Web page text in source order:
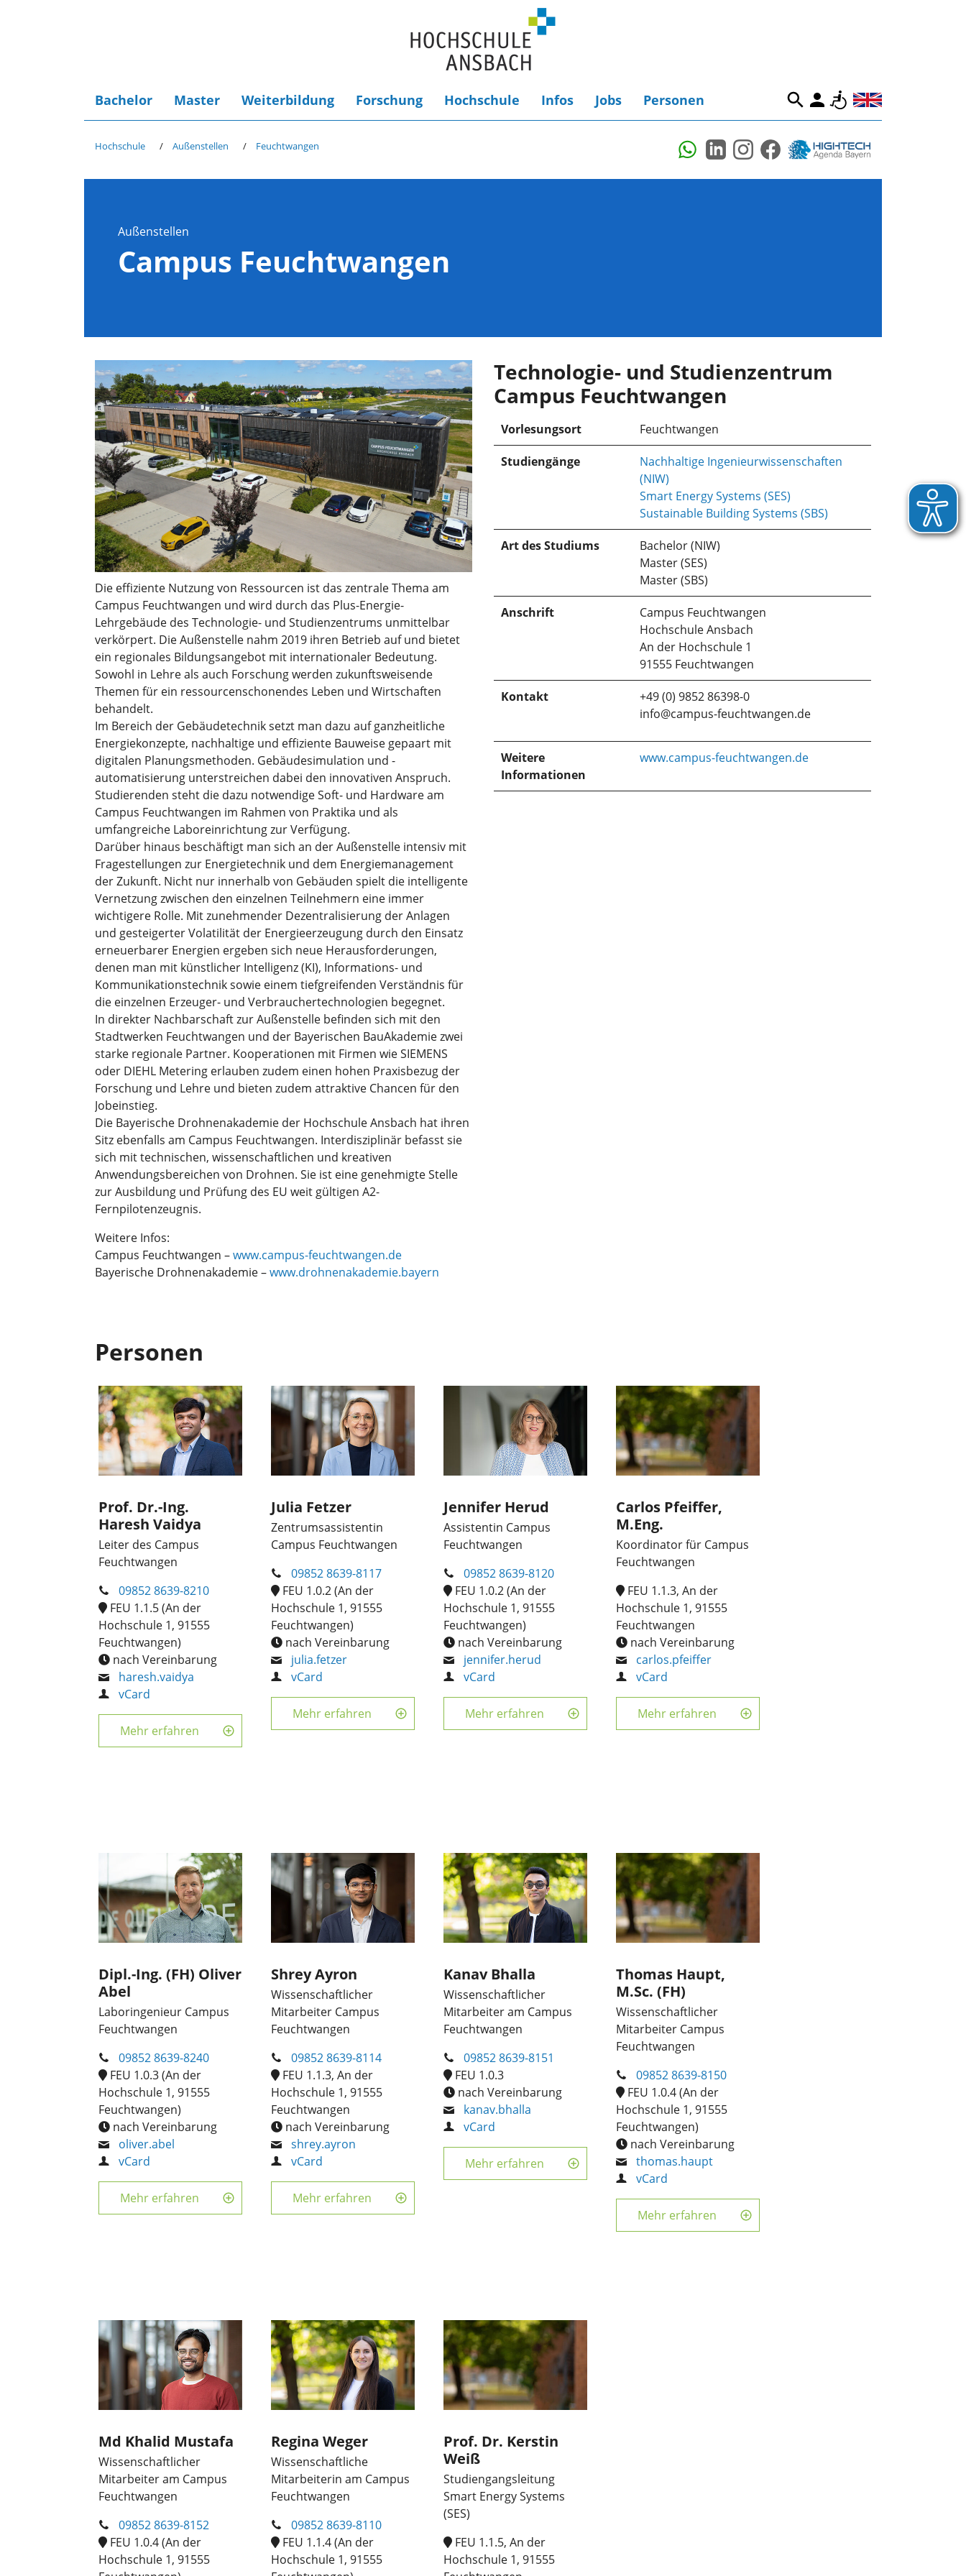
Bachelor Master Weiterbildung Forschung Hochschule Infos Jobs Personen
Hochschule Außenstellen Feuchtwangen
Außenstellen
Campus Feuchtwangen
Die effiziente Nutzung von Ressourcen ist das zentrale Thema am
Campus Feuchtwangen und wird durch das Plus-Energie-
Lehrgebäude des Technologie- und Studienzentrums unmittelbar
verkörpert. Die Außenstelle nahm 2019 ihren Betrieb auf und bietet
ein regionales Bildungsangebot mit internationaler Bedeutung.
Sowohl in Lehre als auch Forschung werden zukunftsweisende
Themen für ein ressourcenschonendes Leben und Wirtschaften
behandelt.
Im Bereich der Gebäudetechnik setzt man dazu auf ganzheitliche
Energiekonzepte, nachhaltige und effiziente Bauweise gepaart mit
digitalen Planungsmethoden. Gebäudesimulation und -
automatisierung unterstreichen dabei den innovativen Anspruch.
Studierenden steht die dazu notwendige Soft- und Hardware am
Campus Feuchtwangen im Rahmen von Praktika und als
umfangreiche Laboreinrichtung zur Verfügung.
Darüber hinaus beschäftigt man sich an der Außenstelle intensiv mit
Fragestellungen zur Energietechnik und dem Energiemanagement
der Zukunft. Nicht nur innerhalb von Gebäuden spielt die intelligente
Vernetzung zwischen den einzelnen Teilnehmern eine immer
wichtigere Rolle. Mit zunehmender Dezentralisierung der Anlagen
und gesteigerter Volatilität der Energieerzeugung durch den Einsatz
erneuerbarer Energien ergeben sich neue Herausforderungen,
denen man mit künstlicher Intelligenz (KI), Informations- und
Kommunikationstechnik sowie einem tiefgreifenden Verständnis für
die einzelnen Erzeuger- und Verbrauchertechnologien begegnet.
In direkter Nachbarschaft zur Außenstelle befinden sich mit den
Stadtwerken Feuchtwangen und der Bayerischen BauAkademie zwei
starke regionale Partner. Kooperationen mit Firmen wie SIEMENS
oder DIEHL Metering erlauben zudem einen hohen Praxisbezug der
Forschung und Lehre und bieten zudem attraktive Chancen für den
Jobeinstieg.
Die Bayerische Drohnenakademie der Hochschule Ansbach hat ihren
Sitz ebenfalls am Campus Feuchtwangen. Interdisziplinär befasst sie
sich mit technischen, wissenschaftlichen und kreativen
Anwendungsbereichen von Drohnen. Sie ist eine genehmigte Stelle
zur Ausbildung und Prüfung des EU weit gültigen A2-
Fernpilotenzeugnis.
Weitere Infos:
Campus Feuchtwangen –www.campus-feuchtwangen.de
Bayerische Drohnenakademie –www.drohnenakademie.bayern
Technologie- und Studienzentrum
Campus Feuchtwangen
Vorlesungsort Feuchtwangen
Studiengänge
Nachhaltige Ingenieurwissenschaften
(NIW)
Smart Energy Systems (SES)
Sustainable Building Systems (SBS)
Art des Studiums
Bachelor (NIW)
Master (SES)
Master (SBS)
Anschrift
Campus Feuchtwangen
Hochschule Ansbach
An der Hochschule 1
91555 Feuchtwangen
Kontakt
+49 (0) 9852 86398-0
info@campus-feuchtwangen.de
Weitere
Informationen
www.campus-feuchtwangen.de
Personen
Prof. Dr.-Ing.
Haresh Vaidya
Leiter des Campus
Feuchtwangen
09852 8639-8210
FEU 1.1.5 (An der
Hochschule 1, 91555
Feuchtwangen)
nach Vereinbarung
haresh.vaidya
vCard
Mehr erfahren
Julia Fetzer
Zentrumsassistentin
Campus Feuchtwangen
09852 8639-8117
FEU 1.0.2 (An der
Hochschule 1, 91555
Feuchtwangen)
nach Vereinbarung
julia.fetzer
vCard
Mehr erfahren
Jennifer Herud
Assistentin Campus
Feuchtwangen
09852 8639-8120
FEU 1.0.2 (An der
Hochschule 1, 91555
Feuchtwangen)
nach Vereinbarung
jennifer.herud
vCard
Mehr erfahren
Carlos Pfeiffer,
M.Eng.
Koordinator für Campus
Feuchtwangen
FEU 1.1.3, An der
Hochschule 1, 91555
Feuchtwangen
nach Vereinbarung
carlos.pfeiffer
vCard
Mehr erfahren
Dipl.-Ing. (FH) Oliver
Abel
Laboringenieur Campus
Feuchtwangen
09852 8639-8240
FEU 1.0.3 (An der
Hochschule 1, 91555
Feuchtwangen)
nach Vereinbarung
oliver.abel
vCard
Mehr erfahren
Shrey Ayron
Wissenschaftlicher
Mitarbeiter Campus
Feuchtwangen
09852 8639-8114
FEU 1.1.3, An der
Hochschule 1, 91555
Feuchtwangen
nach Vereinbarung
shrey.ayron
vCard
Mehr erfahren
Kanav Bhalla
Wissenschaftlicher
Mitarbeiter am Campus
Feuchtwangen
09852 8639-8151
FEU 1.0.3
nach Vereinbarung
kanav.bhalla
vCard
Mehr erfahren
Thomas Haupt,
M.Sc. (FH)
Wissenschaftlicher
Mitarbeiter Campus
Feuchtwangen
09852 8639-8150
FEU 1.0.4 (An der
Hochschule 1, 91555
Feuchtwangen)
nach Vereinbarung
thomas.haupt
vCard
Mehr erfahren
Md Khalid Mustafa
Wissenschaftlicher
Mitarbeiter am Campus
Feuchtwangen
09852 8639-8152
FEU 1.0.4 (An der
Hochschule 1, 91555
Regina Weger
Wissenschaftliche
Mitarbeiterin am Campus
Feuchtwangen
09852 8639-8110
FEU 1.1.4 (An der
Hochschule 1, 91555
Prof. Dr. Kerstin
Weiß
Studiengangsleitung
Smart Energy Systems
(SES)
FEU 1.1.5, An der
Hochschule 1, 91555